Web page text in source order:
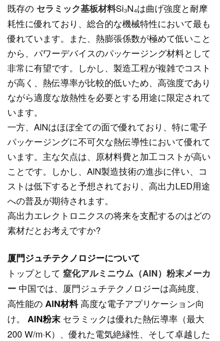
既存の セラミック基板材料Si₃N₄は曲げ強度と耐摩
耗性に優れており、総合的な機械特性において最も
優れています。また、熱膨張係数が極めて低いこと
から、パワーデバイスのパッケージング材料として
非常に有望です。しかし、製造工程が複雑でコスト
が高く、熱伝導率が比較的低いため、高強度であり
ながら適度な放熱性を必要とする用途に限定されて
います。
一方、AlNはほぼ全ての面で優れており、特に電子
パッケージングに不可欠な熱伝導性において優れて
います。主な欠点は、原材料費と加工コストが高い
ことです。しかし、AlN製造技術の進歩に伴い、コ
ストは低下すると予想されており、高出力LED用途
への普及が期待されます。
高出力エレクトロニクスの将来を支配するのはどの
素材だとお考えですか?
厦門ジュチテクノロジーについて
トップとして 窒化アルミニウム（AlN）粉末メーカ
ー 中国では、厦門ジュチテクノロジーは高純度、
高性能のAlN材料高度な電子アプリケーション向
け。 AlN粉末 セラミックは優れた熱伝導率（最大
200 W/m·K）、優れた電気絶縁性、そして卓越した